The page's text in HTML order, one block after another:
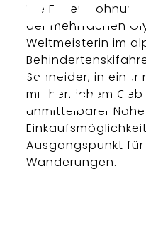
Die
der mehrfachen
Weltmeisterin im
Schneider, in einer
mit herrlichem
unmittelbarer
Ausgangspunkt
Wanderungen.